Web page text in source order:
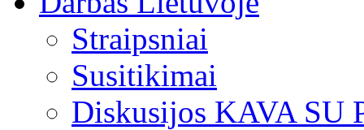
Straipsniai
Susitikimai
Diskusijos KAVA SU